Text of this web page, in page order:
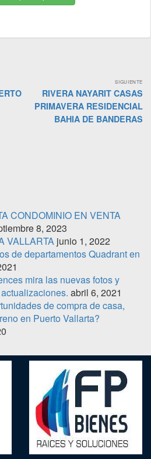
SIGUIENTE
Más
reciente:
RIVERA NAYARIT CASAS
PRIMAVERA RESIDENCIAL
BAHIA DE BANDERAS
CONDOMINIO EN VENTA
8, 2023
VALLARTA junio 1, 2022
de departamentos Quadrant en
mira las nuevas fotos y
abril 6, 2021
de compra de casa,
en Puerto Vallarta?